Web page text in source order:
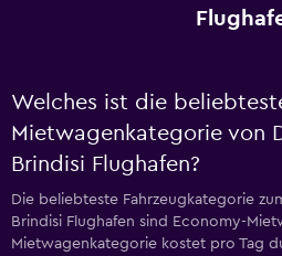
Welches ist die
Mietwagenkategorie von
Brindisi Flughafen?
Die beliebteste Fahrzeugkategorie
Brindisi Flughafen sind Economy-
Mietwagenkategorie kostet pro Tag